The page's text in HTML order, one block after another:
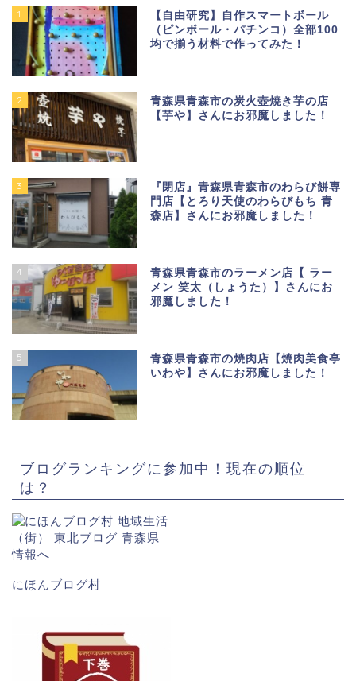
1
【自由研究】自作スマートボール
（ピンボール・パチンコ）全部100
均で揃う材料で作ってみた！
2
青森県青森市の炭火壺焼き芋の店
【芋や】さんにお邪魔しました！
3
『閉店』青森県青森市のわらび餅専
門店【とろり天使のわらびもち 青
森店】さんにお邪魔しました！
4
青森県青森市のラーメン店【 ラー
メン 笑太（しょうた）】さんにお
邪魔しました！
5
青森県青森市の焼肉店【焼肉美食亭
いわや】さんにお邪魔しました！
ブログランキングに参加中！現在の順位
は？
にほんブログ村